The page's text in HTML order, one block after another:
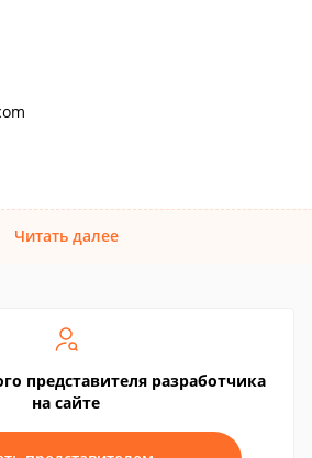
Читать далее
представителя разработчика
на сайте